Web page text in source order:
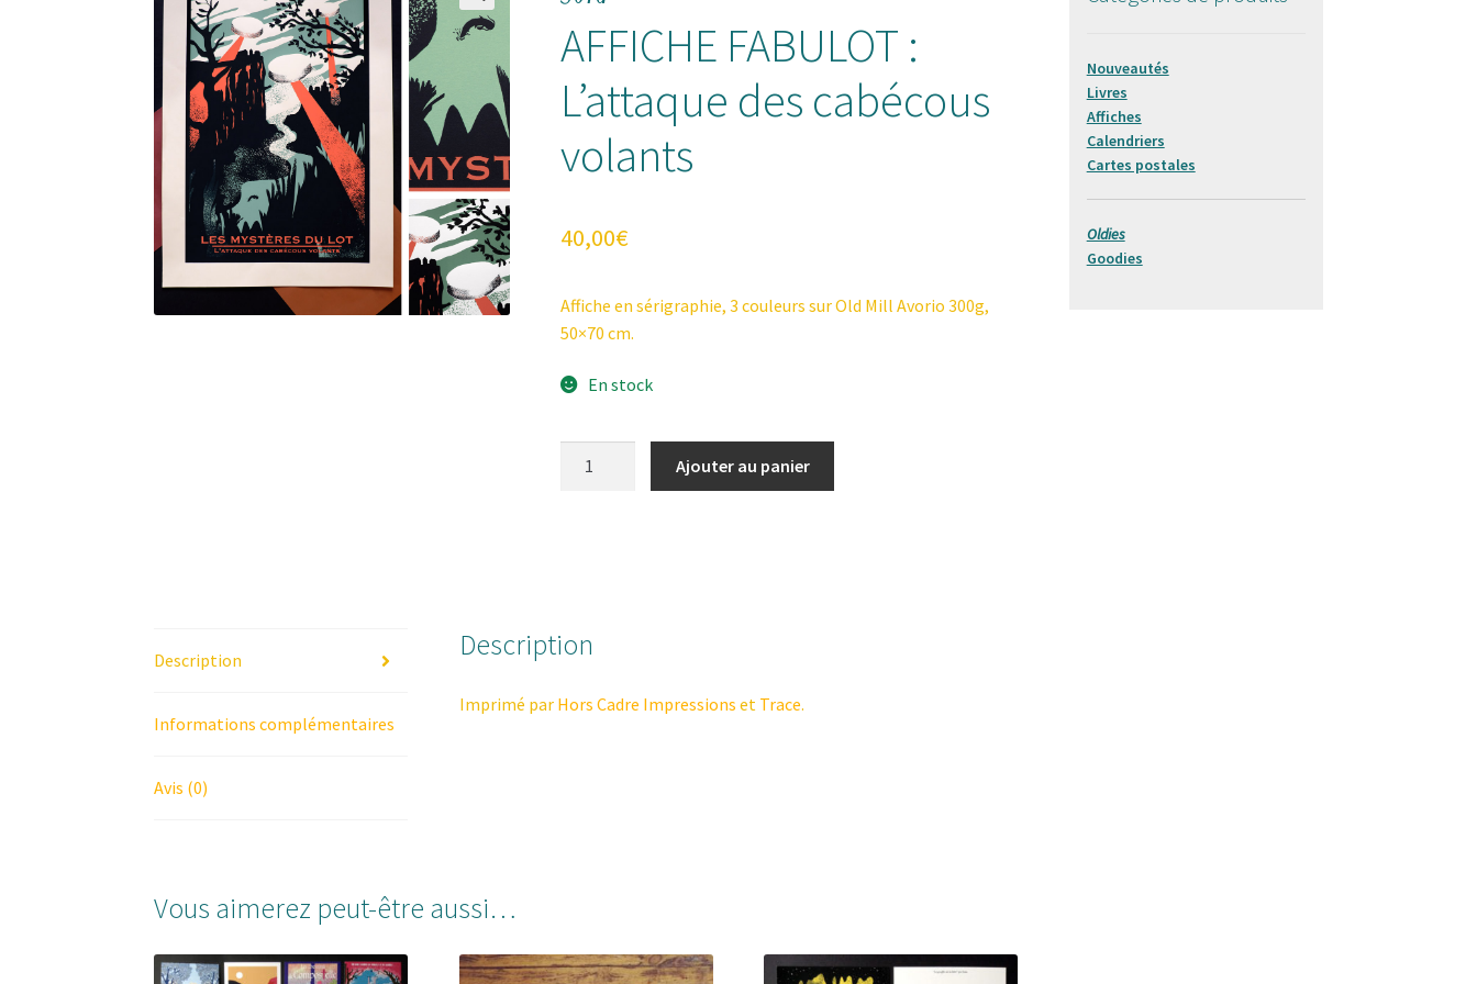
AFFICHE FABULOT :
L’attaque des cabécous
volants
40,00€
Affiche en sérigraphie, 3 couleurs sur Old Mill Avorio 300g,
50×70 cm.
En stock
cabécous
Ajouter au panier
Description
Informations complémentaires
Avis (0)
Description
Imprimé par Hors Cadre Impressions et Trace.
Vous aimerez peut-être aussi…
Nouveautés
Livres
Affiches
Calendriers
Cartes postales
Oldies
Goodies